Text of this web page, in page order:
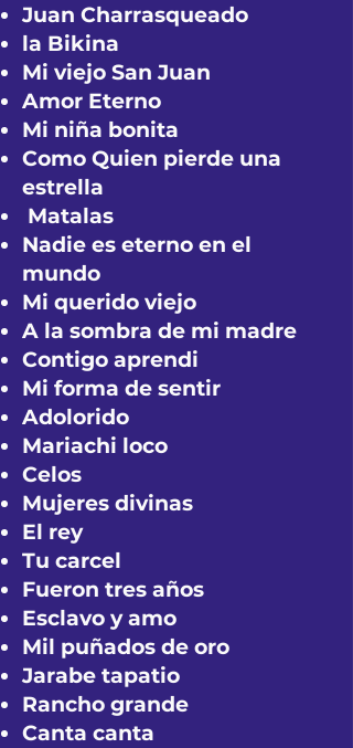
Juan Charrasqueado
la Bikina
Mi viejo San Juan
Amor Eterno
Mi niña bonita
Como Quien pierde una
estrella
Matalas
Nadie es eterno en el
mundo
Mi querido viejo
A la sombra de mi madre
Contigo aprendi
Mi forma de sentir
Adolorido
Mariachi loco
Celos
Mujeres divinas
El rey
Tu carcel
Fueron tres años
Esclavo y amo
Mil puñados de oro
Jarabe tapatio
Rancho grande
Canta canta